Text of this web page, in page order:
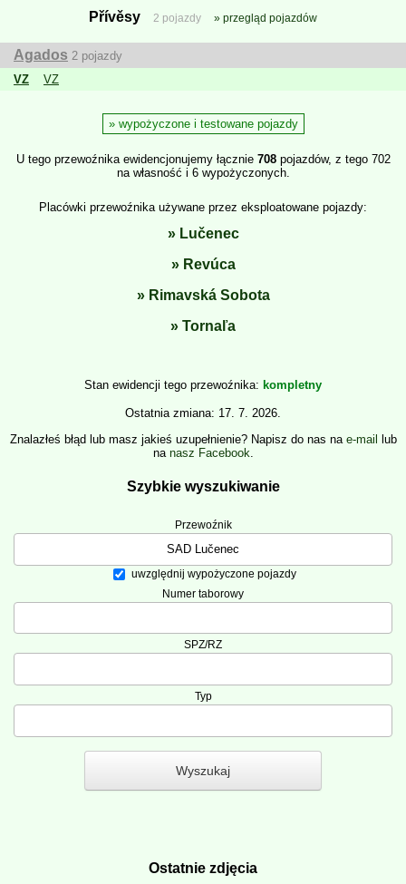
Přívěsy 2 pojazdy przegląd pojazdów
Agados 2 pojazdy
VZ
VZ
wypożyczone i testowane pojazdy
U tego przewoźnika ewidencjonujemy łącznie 708pojazdów, z tego 702
na własność i 6 wypożyczonych.
Placówki przewoźnika używane przez eksploatowane pojazdy:
Lučenec
Revúca
Rimavská Sobota
Tornaľa
Stan ewidencji tego przewoźnika kompletny
Ostatnia zmiana: 17. 7. 2026.
Znalazłeś błąd lub masz jakieś uzupełnienie? Napisz do nas na e-mail lub
na nasz Facebook
Szybkie wyszukiwanie
Przewoźnik
uwzględnij wypożyczone pojazdy
Numer taborowy
SPZ/RZ
Typ
Ostatnie zdjęcia